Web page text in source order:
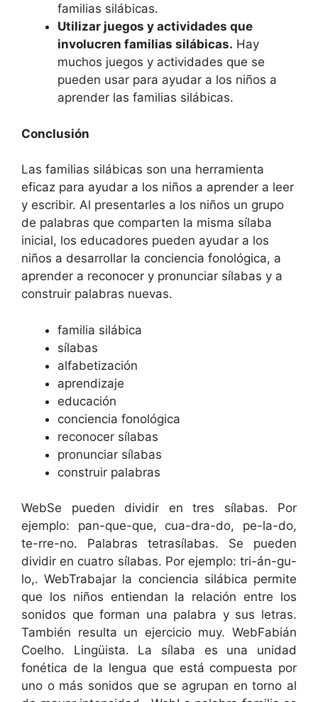
familias silábicas.
Utilizar juegos y actividades que
involucren familias silábicas. Hay
muchos juegos y actividades que se
pueden usar para ayudar a los niños a
aprender las familias silábicas.
Conclusión
Las familias silábicas son una herramienta
eficaz para ayudar a los niños a aprender a leer
y escribir. Al presentarles a los niños un grupo
de palabras que comparten la misma sílaba
inicial, los educadores pueden ayudar a los
niños a desarrollar la conciencia fonológica, a
aprender a reconocer y pronunciar sílabas y a
construir palabras nuevas.
familia silábica
sílabas
alfabetización
aprendizaje
educación
conciencia fonológica
reconocer sílabas
pronunciar sílabas
construir palabras
WebSe pueden dividir en tres sílabas. Por
ejemplo: pan-que-que, cua-dra-do, pe-la-do,
te-rre-no. Palabras tetrasílabas. Se pueden
dividir en cuatro sílabas. Por ejemplo: tri-án-gu-
lo,. WebTrabajar la conciencia silábica permite
que los niños entiendan la relación entre los
sonidos que forman una palabra y sus letras.
También resulta un ejercicio muy. WebFabián
Coelho. Lingüista. La sílaba es una unidad
fonética de la lengua que está compuesta por
uno o más sonidos que se agrupan en torno al